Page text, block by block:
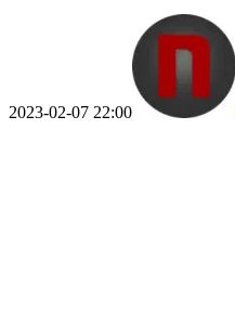
2023-02-07 22:00